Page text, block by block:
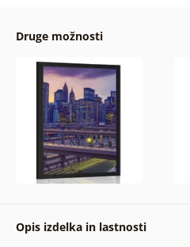
Druge možnosti
Opis izdelka in lastnosti